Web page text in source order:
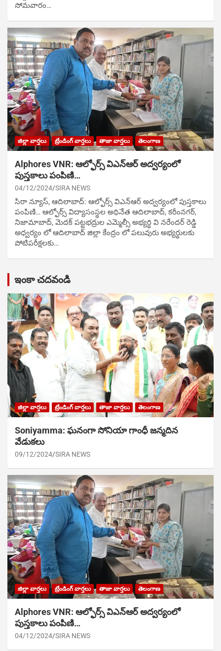
సోమవారం…
జిల్లా వార్తలు ట్రేండింగ్ వార్తలు తాజా వార్తలు తెలంగాణ
Alphores VNR: ఆల్ఫోర్స్ విఎన్ఆర్ అద్వర్యంలో
పుస్తకాలు పంపిణి…
04/12/2024 SIRA NEWS
సిరా న్యూస్, ఆదిలాబాద్: ఆల్ఫోర్స్ విఎన్ఆర్ అద్వర్యంలో పుస్తకాలు
పంపిణి… ఆల్ఫోర్స్ విద్యాసంస్థల అధినేత ఆదిలాబాద్, కరీంనగర్,
నిజామాబాద్, మెదక్ పట్టభద్రుల ఎమ్మెల్సీ అభ్యర్థి వి నరేందర్ రెడ్డి
అధ్వర్యం లో ఆదిలాబాద్ జిల్లా కేంద్రం లో పలువురు అభ్యర్థులకు
పోటిప‌రీక్ష‌ల‌కు…
ఇంకా చదవండి
జిల్లా వార్తలు ట్రేండింగ్ వార్తలు తాజా వార్తలు తెలంగాణ
Soniyamma: ఘ‌నంగా సోనియా గాంధీ జ‌న్మ‌దిన
వేడుక‌లు
09/12/2024 SIRA NEWS
జిల్లా వార్తలు ట్రేండింగ్ వార్తలు తాజా వార్తలు తెలంగాణ
Alphores VNR: ఆల్ఫోర్స్ విఎన్ఆర్ అద్వర్యంలో
పుస్తకాలు పంపిణి…
04/12/2024 SIRA NEWS